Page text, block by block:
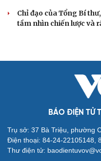
check-in
Chỉ đạo của Tổng Bí
tầm nhìn chiến lược và
BÁO ĐIỆN TỬ
Trụ sở: 37 Bà Triệu, phường
Điện thoại: 84-24-22105148,
Thư điện tử: